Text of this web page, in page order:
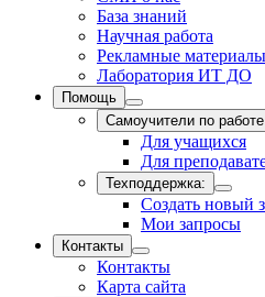
База знаний
Научная работа
Рекламные материалы
Лаборатория ИТ ДО
Помощь
Самоучители по
Для учащихся
Для
Техподдержка:
Создать новый
Мои запросы
Контакты
Контакты
Карта сайта